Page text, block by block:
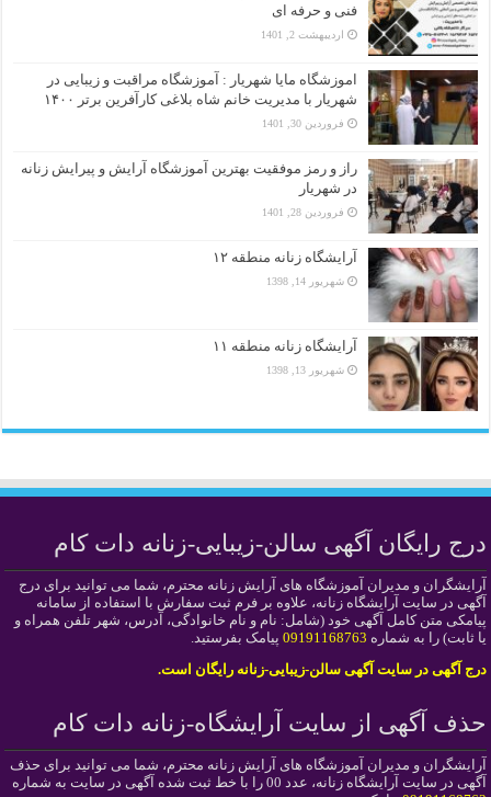
فنی و حرفه ای
اردیبهشت 2, 1401
اموزشگاه مایا شهریار : آموزشگاه مراقبت و زیبایی در
شهریار با مدیریت خانم شاه بلاغی کارآفرین برتر ۱۴۰۰
فروردین 30, 1401
راز و رمز موفقیت بهترین آموزشگاه آرایش و پیرایش زنانه
در شهریار
فروردین 28, 1401
آرایشگاه زنانه منطقه ۱۲
شهریور 14, 1398
آرایشگاه زنانه منطقه ۱۱
شهریور 13, 1398
درج رایگان آگهی سالن-زیبایی-زنانه دات کام
آرایشگران و مدیران آموزشگاه های آرایش زنانه محترم، شما می توانید برای درج
آگهی در سایت آرایشگاه زنانه، علاوه بر فرم ثبت سفارش با استفاده از سامانه
پیامکی متن کامل آگهی خود (شامل: نام و نام خانوادگی، آدرس، شهر تلفن همراه و
یا ثابت) را به شماره 09191168763 پیامک بفرستید.
درج آگهی در سایت آگهی سالن-زیبایی-زنانه رایگان است.
حذف آگهی از سایت آرایشگاه-زنانه دات کام
آرایشگران و مدیران آموزشگاه های آرایش زنانه محترم، شما می توانید برای حذف
آگهی در سایت آرایشگاه زنانه، عدد 00 را با خط ثبت شده آگهی در سایت به شماره